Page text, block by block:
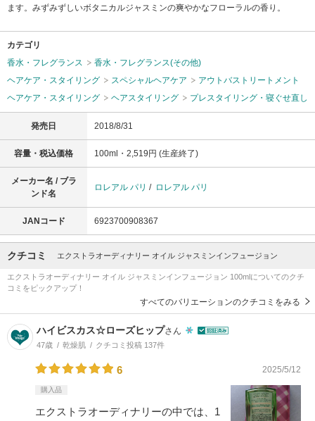
ます。みずみずしいボタニカルジャスミンの爽やかなフローラルの香り。
カテゴリ
香水・フレグランス
香水・フレグランス(その他)
ヘアケア・スタイリング
スペシャルヘアケア
アウトバストリートメント
ヘアケア・スタイリング
ヘアスタイリング プレスタイリング・寝ぐせ直し
発売日 2018/8/31
容量・税込価格 100ml・2,519円 (生産終了)
メーカー名 / ブラ
ンド名
ロレアル パリ / ロレアル パリ
JANコード 6923700908367
クチコミ エクストラオーディナリー オイル ジャスミンインフュージョン
エクストラオーディナリー オイル ジャスミンインフュージョン 100mlについてのクチ
コミをピックアップ！
すべてのバリエーションのクチコミをみる
ハイビスカス☆ローズヒップさん
47歳 乾燥肌 クチコミ投稿 137件
6 2025/5/12
購入品
エクストラオーディナリーの中では、1